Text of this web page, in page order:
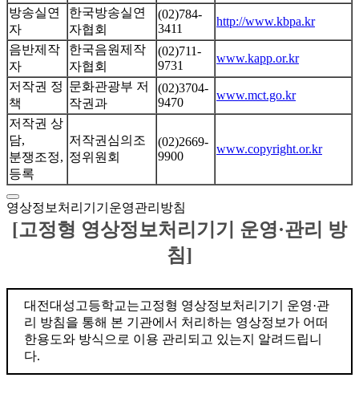
방송실연
자
한국방송실연
자협회
(02)784-
3411
http://www.kbpa.kr
음반제작
자
한국음원제작
자협회
(02)711-
9731
www.kapp.or.kr
저작권 정
책
문화관광부 저
작권과
(02)3704-
9470
www.mct.go.kr
저작권 상
담,
분쟁조정,
등록
저작권심의조
정위원회
(02)2669-
9900
www.copyright.or.kr
영상정보처리기기운영관리방침
[고정형 영상정보처리기기 운영·관리 방
침]
대전대성고등학교는고정형 영상정보처리기기 운영·관
리 방침을 통해 본 기관에서 처리하는 영상정보가 어떠
한용도와 방식으로 이용 관리되고 있는지 알려드립니
다.